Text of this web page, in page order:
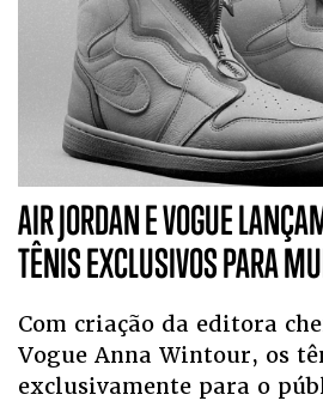
AIR JORDAN E VOGUE
TÊNIS EXCLUSIVOS PARA
Com criação da editora
Vogue Anna Wintour, os
exclusivamente para o